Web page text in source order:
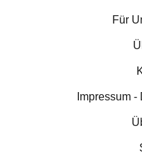
Für
Impressum